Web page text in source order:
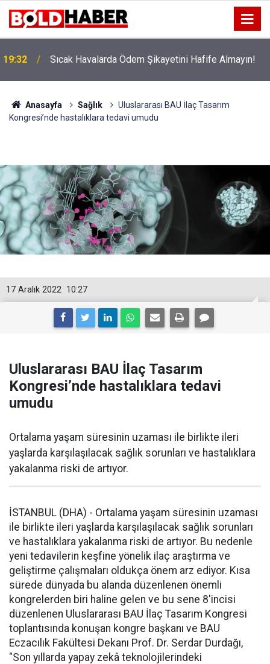
19:32 Sıcak Havalarda Ödem Şikayetini Hafife Almayın!
Anasayfa Sağlık
Uluslararası BAU İlaç Tasarım
Kongresi’nde hastalıklara tedavi umudu
10:27
17 Aralık 2022
Uluslararası BAU İlaç Tasarım
Kongresi’nde hastalıklara tedavi
umudu
Ortalama yaşam süresinin uzaması ile birlikte ileri
yaşlarda karşılaşılacak sağlık sorunları ve hastalıklara
yakalanma riski de artıyor.
İSTANBUL (DHA) - Ortalama yaşam süresinin uzaması
ile birlikte ileri yaşlarda karşılaşılacak sağlık sorunları
ve hastalıklara yakalanma riski de artıyor. Bu nedenle
yeni tedavilerin keşfine yönelik ilaç araştırma ve
geliştirme çalışmaları oldukça önem arz ediyor. Kısa
sürede dünyada bu alanda düzenlenen önemli
kongrelerden biri haline gelen ve bu sene 8'incisi
düzenlenen Uluslararası BAU İlaç Tasarım Kongresi
toplantısında konuşan kongre başkanı ve BAU
Eczacılık Fakültesi Dekanı Prof. Dr. Serdar Durdağı,
"Son yıllarda yapay zekâ teknolojilerindeki